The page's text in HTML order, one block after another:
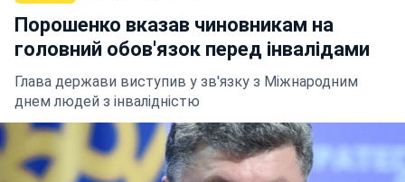
Порошенко вказав чиновникам на
головний обов'язок перед інвалідами
Глава держави виступив у зв'язку з Міжнародним
днем людей з інвалідністю